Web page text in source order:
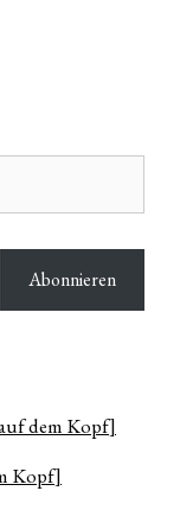
Abonnieren
auf dem Kopf]
Kopf]